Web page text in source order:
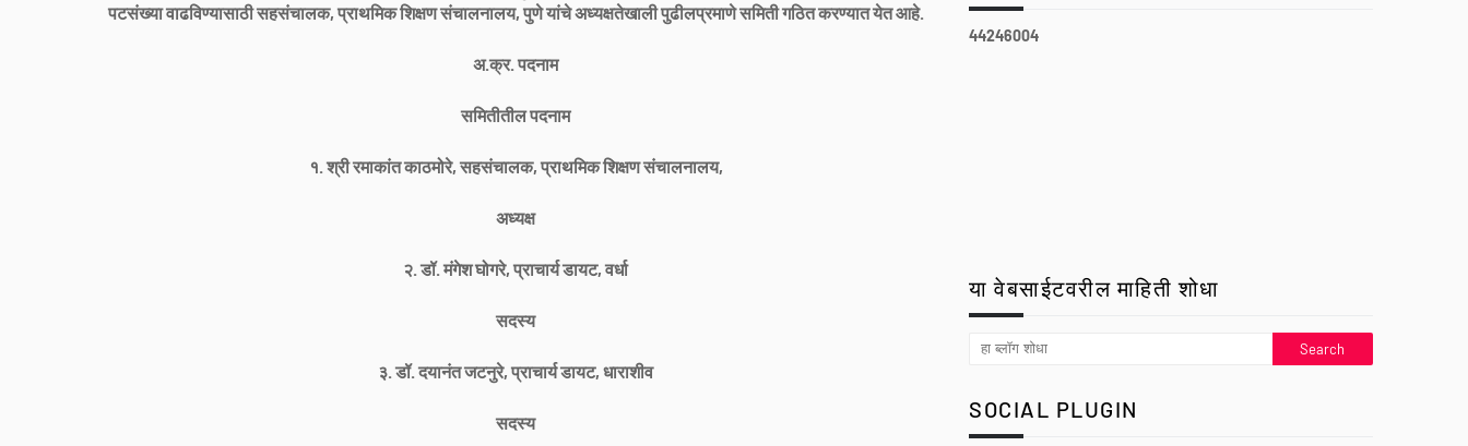
पटसंख्या वाढविण्यासाठी सहसंचालक, प्राथमिक शिक्षण संचालनालय, पुणे यांचे अध्यक्षतेखाली पुढीलप्रमाणे समिती गठित करण्यात येत आहे.
अ.क्र. पदनाम
समितीतील पदनाम
१. श्री रमाकांत काठमोरे, सहसंचालक, प्राथमिक शिक्षण संचालनालय,
अध्यक्ष
२. डॉ. मंगेश घोगरे, प्राचार्य डायट, वर्धा
सदस्य
३. डॉ. दयानंत जटनुरे, प्राचार्य डायट, धाराशीव
सदस्य
44246004
या वेबसाईटवरील माहिती शोधा
SOCIAL PLUGIN